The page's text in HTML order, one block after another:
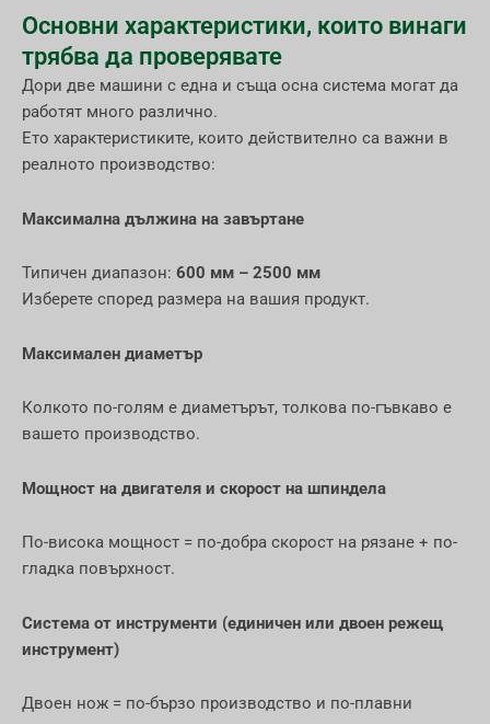
Основни характеристики, които винаги
трябва да проверявате
Дори две машини с една и съща осна система могат да
работят много различно.
Ето характеристиките, които действително са важни в
реалното производство:
Максимална дължина на завъртане
Типичен диапазон: 600 мм – 2500 мм
Изберете според размера на вашия продукт.
Максимален диаметър
Колкото по-голям е диаметърът, толкова по-гъвкаво е
вашето производство.
Мощност на двигателя и скорост на шпиндела
По-висока мощност = по-добра скорост на рязане + по-
гладка повърхност.
Система от инструменти (единичен или двоен режещ
инструмент)
Двоен нож = по-бързо производство и по-плавни